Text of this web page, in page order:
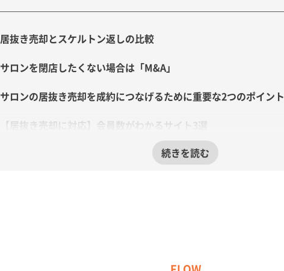
居抜き売却とスケルトン返しの比較
サロンを閉店したくない場合は「M&A」
サロンの居抜き売却を成約につなげるために重要な2つのポイント
【居抜き売却に対応】会員数がわかるサイト3選
サロン売却の成約により近づく会員数がわかる3サイトを紹介